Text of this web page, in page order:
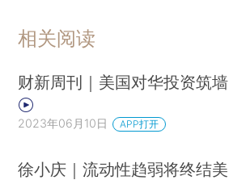
相关阅读
财新周刊｜美国对华投资筑墙
2023年06月10日 APP打开
徐小庆｜流动性趋弱将终结美